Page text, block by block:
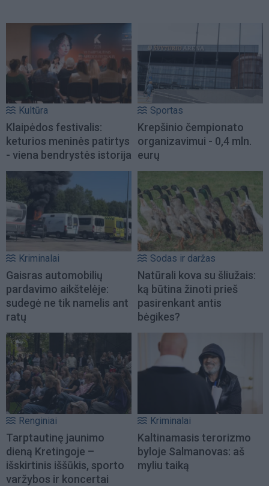
Kultūra
Klaipėdos festivalis:
keturios meninės patirtys
- viena bendrystės istorija
Sportas
Krepšinio čempionato
organizavimui - 0,4 mln.
eurų
Kriminalai
Gaisras automobilių
pardavimo aikštelėje:
sudegė ne tik namelis ant
ratų
Sodas ir daržas
Natūrali kova su šliužais:
ką būtina žinoti prieš
pasirenkant antis
bėgikes?
Renginiai
Tarptautinę jaunimo
dieną Kretingoje –
išskirtinis iššūkis, sporto
varžybos ir koncertai
Kriminalai
Kaltinamasis terorizmo
byloje Salmanovas: aš
myliu taiką